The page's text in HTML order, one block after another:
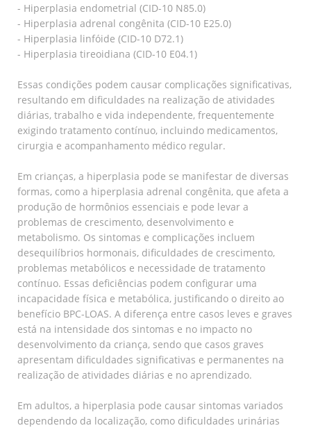
- Hiperplasia endometrial (CID-10 N85.0)
- Hiperplasia adrenal congênita (CID-10 E25.0)
- Hiperplasia linfóide (CID-10 D72.1)
- Hiperplasia tireoidiana (CID-10 E04.1)
Essas condições podem causar complicações significativas,
resultando em dificuldades na realização de atividades
diárias, trabalho e vida independente, frequentemente
exigindo tratamento contínuo, incluindo medicamentos,
cirurgia e acompanhamento médico regular.
Em crianças, a hiperplasia pode se manifestar de diversas
formas, como a hiperplasia adrenal congênita, que afeta a
produção de hormônios essenciais e pode levar a
problemas de crescimento, desenvolvimento e
metabolismo. Os sintomas e complicações incluem
desequilíbrios hormonais, dificuldades de crescimento,
problemas metabólicos e necessidade de tratamento
contínuo. Essas deficiências podem configurar uma
incapacidade física e metabólica, justificando o direito ao
benefício BPC-LOAS. A diferença entre casos leves e graves
está na intensidade dos sintomas e no impacto no
desenvolvimento da criança, sendo que casos graves
apresentam dificuldades significativas e permanentes na
realização de atividades diárias e no aprendizado.
Em adultos, a hiperplasia pode causar sintomas variados
dependendo da localização, como dificuldades urinárias